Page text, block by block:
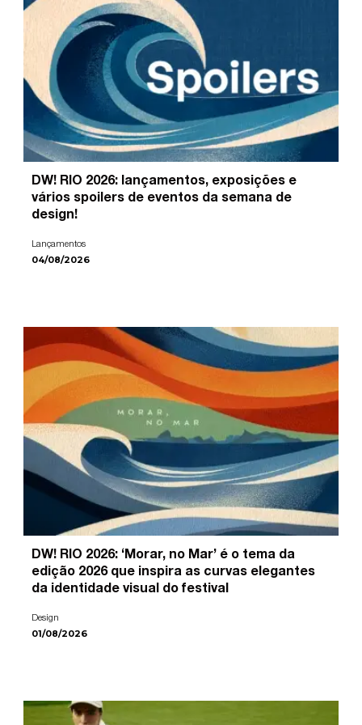
DW! RIO 2026: lançamentos, exposições e
vários spoilers de eventos da semana de
design!
Lançamentos
04/08/2026
DW! RIO 2026: ‘Morar, no Mar’ é o tema da
edição 2026 que inspira as curvas elegantes
da identidade visual do festival
Design
01/08/2026